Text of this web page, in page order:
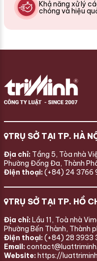
Khả năng xử lý
chóng và hiệu
TRỤ SỞ TẠI TP. HÀ
Địa chỉ: Tầng 5, Tòa nhà
Phường Đống Đa, Thành
Điện thoại: (+84) 24 3766
TRỤ SỞ TẠI TP. HỒ
Địa chỉ: Lầu 11, Toà nhà
Phường Bến Thành, Thành
Điện thoại: (+84) 28 3933
Email:
Website: https://